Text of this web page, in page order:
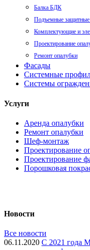
Балка БДК
Подъемные
Комплектующие и
Проектирование
Ремонт опалубки
Фасады
Системные
Системы
Услуги
Аренда опалубки
Ремонт опалубки
Шеф-монтаж
Проектирование
Проектирование
Порошковая
Новости
Все новости
06.11.2020 С 2021 года